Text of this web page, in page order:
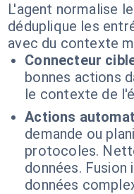
L'agent normalise
déduplique les
avec du contexte
Connecteur
bonnes actions
le contexte de
Actions
demande ou
protocoles.
données.
données